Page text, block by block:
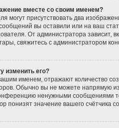
вместе со своим именем?
могут присутствовать два
вы оставили или на ваш
От администратора зависит,
свяжитесь с администратором
изменить его?
именем, отражают количество
Обычно вы не можете напрямую
ненужными сообщениями
понизят значение вашего счётчика